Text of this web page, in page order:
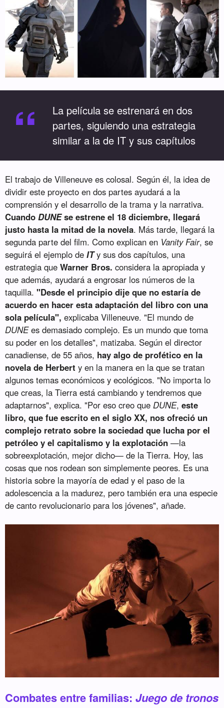
“
La película se estrenará en dos
partes, siguiendo una estrategia
similar a la de IT y sus capítulos
El trabajo de Villeneuve es colosal. Según él, la idea de
dividir este proyecto en dos partes ayudará a la
comprensión y el desarrollo de la trama y la narrativa.
CuandoDUNEse estrene el 18 diciembre, llegará
justo hasta la mitad de la novela. Más tarde, llegará la
segunda parte del film. Como explican en Vanity Fair, se
seguirá el ejemplo deITy sus dos capítulos, una
estrategia que Warner Bros. considera la apropiada y
que además, ayudará a engrosar los números de la
taquilla."Desde el principio dije que no estaría de
acuerdo en hacer esta adaptación del libro con una
sola película", explicaba Villeneuve. "El mundo de
DUNEes demasiado complejo. Es un mundo que toma
su poder en los detalles", matizaba. Según el director
canadiense, de 55 años, hay algo de profético en la
novela de Herbert y en la manera en la que se tratan
algunos temas económicos y ecológicos. "No importa lo
que creas, la Tierra está cambiando y tendremos que
adaptarnos", explica. "Por eso creo queDUNE, este
libro, que fue escrito en el siglo XX, nos ofreció un
complejo retrato sobre la sociedad que lucha por el
petróleo y el capitalismo y la explotación —la
sobreexplotación, mejor dicho— de la Tierra. Hoy, las
cosas que nos rodean son simplemente peores. Es una
historia sobre la mayoría de edad y el paso de la
adolescencia a la madurez, pero también era una especie
de canto revolucionario para los jóvenes", añade.
Combates entre familias:Juego de tronos